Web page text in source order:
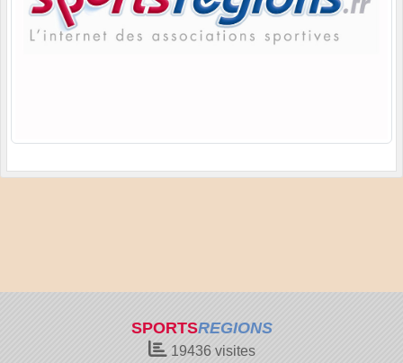
SPORTSREGIONS
19436visites